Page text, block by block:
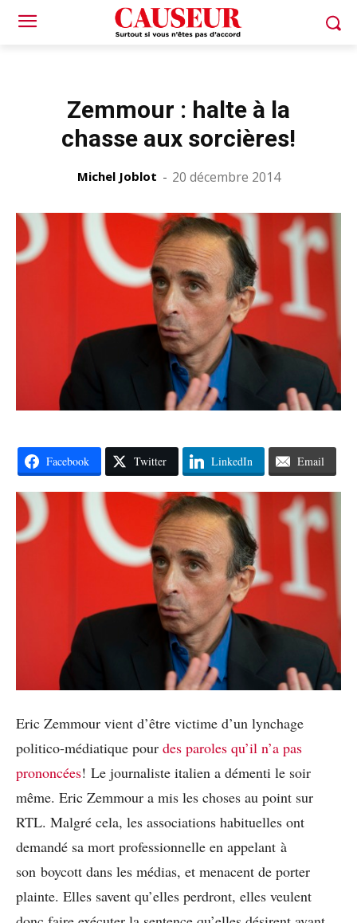
Zemmour : halte à la
chasse aux sorcières!
Michel Joblot - 20 décembre 2014
Facebook Twitter LinkedIn Email
Eric Zemmour vient d’être victime d’un lynchage
politico-médiatique pour des paroles qu’il n’a pas
prononcées! Le journaliste italien a démenti le soir
même. Eric Zemmour a mis les choses au point sur
RTL. Malgré cela, les associations habituelles ont
demandé sa mort professionnelle en appelant à
son boycott dans les médias, et menacent de porter
plainte. Elles savent qu’elles perdront, elles veulent